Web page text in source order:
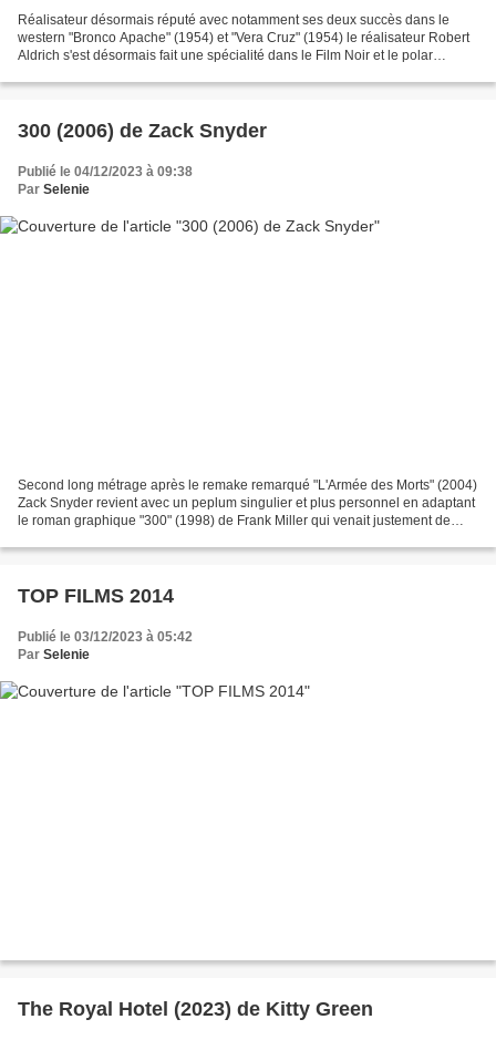
Réalisateur désormais réputé avec notamment ses deux succès dans le
western "Bronco Apache" (1954) et "Vera Cruz" (1954) le réalisateur Robert
Aldrich s'est désormais fait une spécialité dans le Film Noir et le polar
300 (2006) de Zack Snyder
Publié le 04/12/2023 à 09:38
Par Selenie
Second long métrage après le remake remarqué "L'Armée des Morts" (2004)
Zack Snyder revient avec un peplum singulier et plus personnel en adaptant
le roman graphique "300" (1998) de Frank Miller qui venait justement de
TOP FILMS 2014
Publié le 03/12/2023 à 05:42
Par Selenie
The Royal Hotel (2023) de Kitty Green